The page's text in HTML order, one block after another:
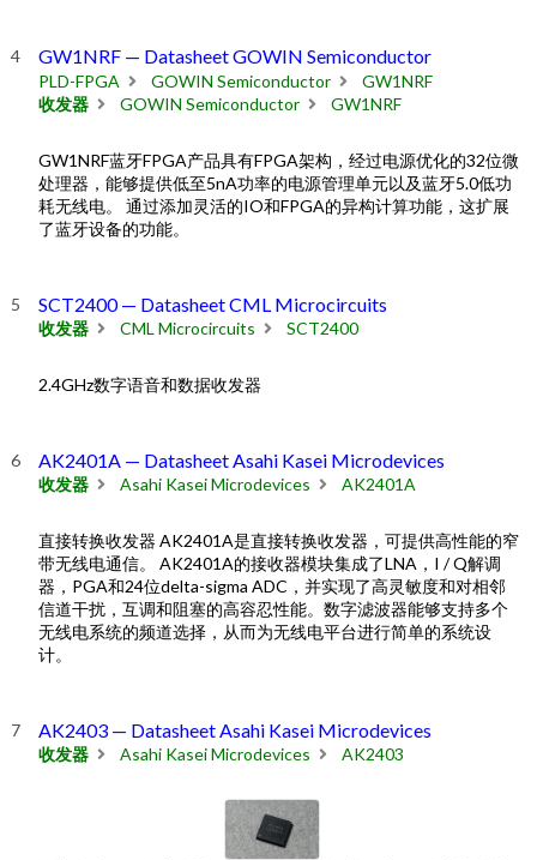
GW1NRF — Datasheet GOWIN Semiconductor
PLD-FPGA GOWIN Semiconductor
GW1NRF
收发器
GOWIN Semiconductor GW1NRF
GW1NRF蓝牙FPGA产品具有FPGA架构，经过电源优化的32位微
处理器，能够提供低至5nA功率的电源管理单元以及蓝牙5.0低功
耗无线电。 通过添加灵活的IO和FPGA的异构计算功能，这扩展
了蓝牙设备的功能。
SCT2400 — Datasheet CML Microcircuits
收发器 CML Microcircuits SCT2400
2.4GHz数字语音和数据收发器
AK2401A — Datasheet Asahi Kasei Microdevices
收发器 Asahi Kasei Microdevices AK2401A
直接转换收发器 AK2401A是直接转换收发器，可提供高性能的窄
带无线电通信。 AK2401A的接收器模块集成了LNA，I / Q解调
器，PGA和24位delta-sigma ADC，并实现了高灵敏度和对相邻
信道干扰，互调和阻塞的高容忍性能。数字滤波器能够支持多个
无线电系统的频道选择，从而为无线电平台进行简单的系统设
计。
AK2403 — Datasheet Asahi Kasei Microdevices
收发器 Asahi Kasei Microdevices AK2403